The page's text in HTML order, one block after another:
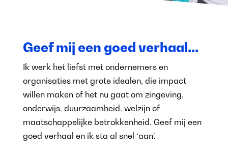
Geef mij een goed verhaal...
Ik werk het liefst met ondernemers en
organisaties met grote idealen, die impact
willen maken of het nu gaat om zingeving,
onderwijs, duurzaamheid, welzijn of
maatschappelijke betrokkenheid. Geef mij een
goed verhaal en ik sta al snel ‘aan’.